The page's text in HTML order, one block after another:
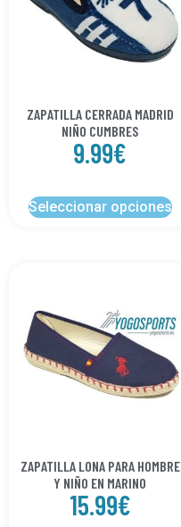
ZAPATILLA CERRADA MADRID
NIÑO CUMBRES
9.99€
Seleccionar opciones
ZAPATILLA LONA PARA HOMBRE
Y NIÑO EN MARINO
15.99€